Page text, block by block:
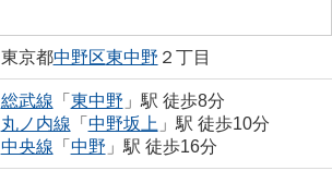
東京都中野区東中野 ２丁目
総武線 「 東中野 」駅 徒歩8分
丸ノ内線 「 中野坂上 」駅 徒歩10分
中央線 「 中野 」駅 徒歩16分